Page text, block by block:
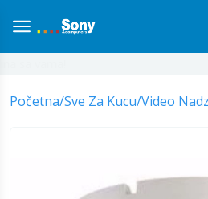
Početna/Sve Za Kucu/Video